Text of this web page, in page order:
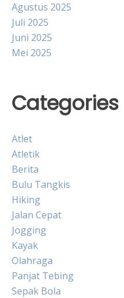
Agustus 2025
Juli 2025
Juni 2025
Mei 2025
Categories
Atlet
Atletik
Berita
Bulu Tangkis
Hiking
Jalan Cepat
Jogging
Kayak
Olahraga
Panjat Tebing
Sepak Bola